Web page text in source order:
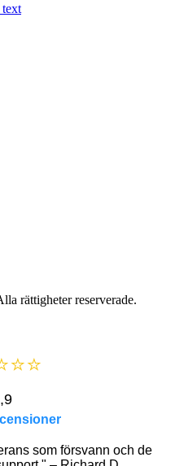
text
rättigheter reserverade.
som försvann och de